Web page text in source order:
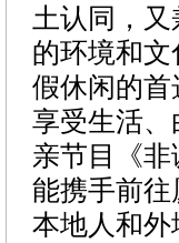
土认同，
的环境和
假休闲的
享受生活
亲节目《
能携手前
本地人和